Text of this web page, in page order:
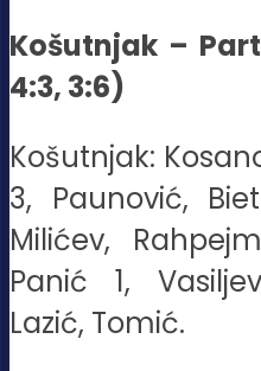
Košutnjak –
4:3, 3:6)
Košutnjak:
3, Paunović,
Milićev,
Panić 1,
Lazić, Tomić.